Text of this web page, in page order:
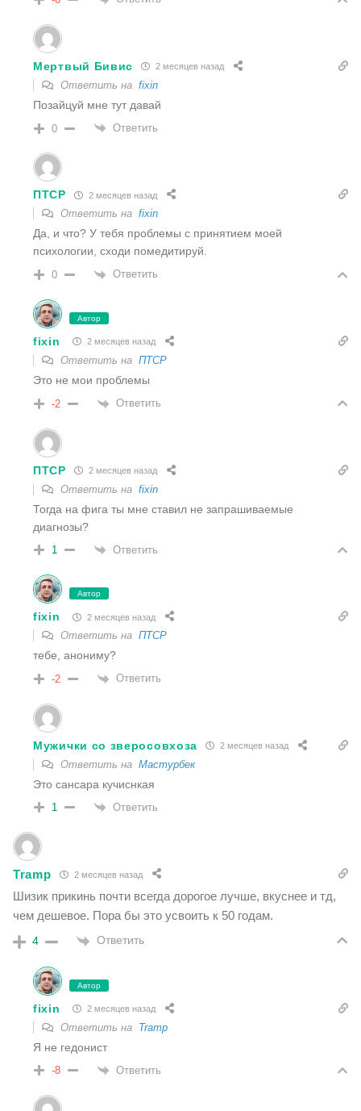
Мертвый Бивис 2 месяцев назад
Ответить на fixin
Позайцуй мне тут давай
0 Ответить
ПТСР 2 месяцев назад
Ответить на fixin
Да, и что? У тебя проблемы с принятием моей
психологии, сходи помедитируй.
0 Ответить
Автор
fixin 2 месяцев назад
Ответить на ПТСР
Это не мои проблемы
-2 Ответить
ПТСР 2 месяцев назад
Ответить на fixin
Тогда на фига ты мне ставил не запрашиваемые
диагнозы?
1 Ответить
Автор
fixin 2 месяцев назад
Ответить на ПТСР
тебе, анониму?
-2 Ответить
Мужички со зверосовхоза 2 месяцев назад
Ответить на Мастурбек
Это сансара кучиснкая
1 Ответить
Tramp 2 месяцев назад
Шизик прикинь почти всегда дорогое лучше, вкуснее и тд,
чем дешевое. Пора бы это усвоить к 50 годам.
4 Ответить
Автор
fixin 2 месяцев назад
Ответить на Tramp
Я не гедонист
-8 Ответить